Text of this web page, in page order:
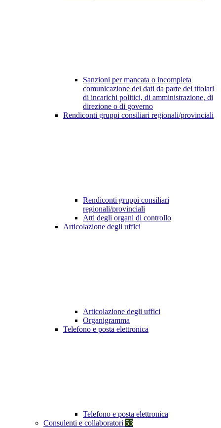
Sanzioni per mancata o incompleta
comunicazione dei dati da parte dei titolari
di incarichi politici, di amministrazione, di
direzione o di governo
Rendiconti gruppi consiliari regionali/provinciali
Rendiconti gruppi consiliari
regionali/provinciali
Atti degli organi di controllo
Articolazione degli uffici
Articolazione degli uffici
Organigramma
Telefono e posta elettronica
Telefono e posta elettronica
Consulenti e collaboratori 53